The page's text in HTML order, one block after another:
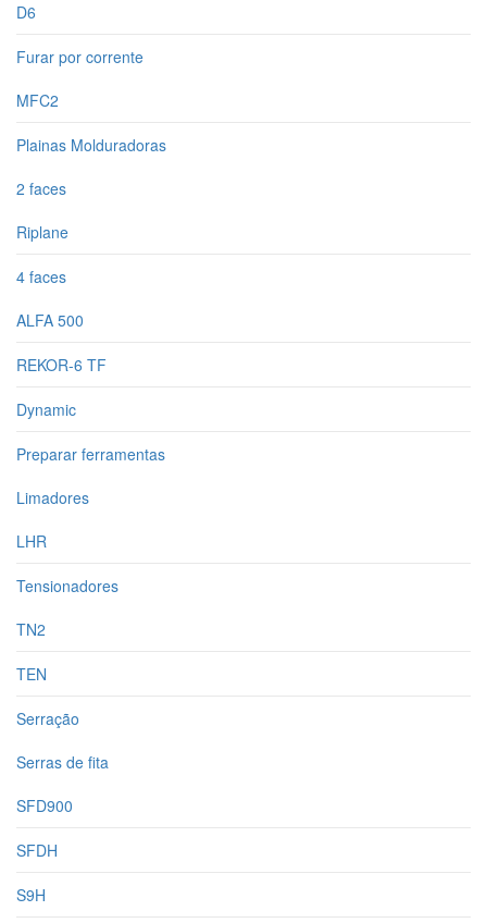
D6
Furar por corrente
MFC2
Plainas Molduradoras
2 faces
Riplane
4 faces
ALFA 500
REKOR-6 TF
Dynamic
Preparar ferramentas
Limadores
LHR
Tensionadores
TN2
TEN
Serração
Serras de fita
SFD900
SFDH
S9H